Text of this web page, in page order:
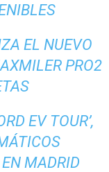
EL NUEVO
PRO2
EV TOUR’,
MADRID